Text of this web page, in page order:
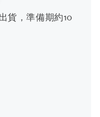
貨，準備期約10